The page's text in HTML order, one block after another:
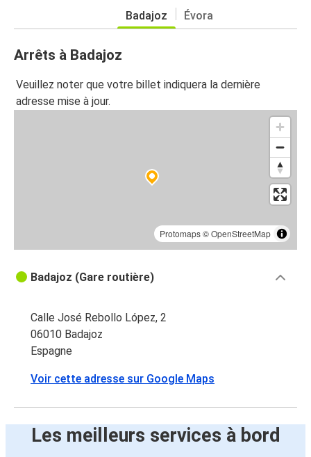
Badajoz Évora
Arrêts à Badajoz
Veuillez noter que votre billet indiquera la dernière
adresse mise à jour.
Protomaps©OpenStreetMap
Badajoz (Gare routière)
Calle José Rebollo López, 2
06010 Badajoz
Espagne
Voir cette adresse sur Google Maps
Les meilleurs services à bord